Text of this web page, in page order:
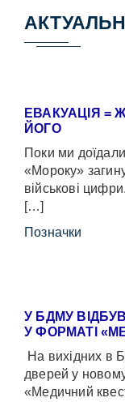
ЕВАКУАЦІЯ =
ЙОГО
Поки ми
«Мороку»
військові
[…]
Позначки
У БДМУ
У ФОРМАТІ
На вихідних в
дверей у
«Медичний